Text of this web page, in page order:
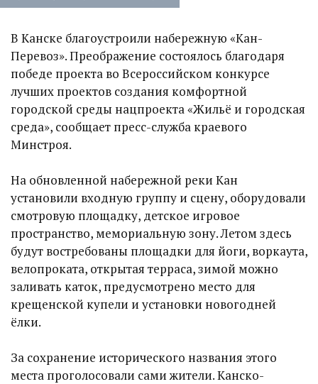
В Канске благоустроили набережную «Кан-
Перевоз». Преображение состоялось благодаря
победе проекта во Всероссийском конкурсе
лучших проектов создания комфортной
городской среды нацпроекта «Жильё и городская
среда», сообщает пресс-служба краевого
Минстроя.
На обновленной набережной реки Кан
установили входную группу и сцену, оборудовали
смотровую площадку, детское игровое
пространство, мемориальную зону. Летом здесь
будут востребованы площадки для йоги, воркаута,
велопроката, открытая терраса, зимой можно
заливать каток, предусмотрено место для
крещенской купели и установки новогодней
ёлки.
За сохранение исторического названия этого
места проголосовали сами жители. Канско-